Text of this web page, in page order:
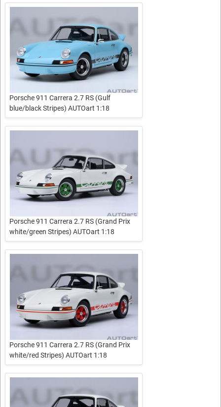
Porsche 911 Carrera 2.7 RS (Gulf
blue/black Stripes) AUTOart 1:18
Porsche 911 Carrera 2.7 RS (Grand Prix
white/green Stripes) AUTOart 1:18
Porsche 911 Carrera 2.7 RS (Grand Prix
white/red Stripes) AUTOart 1:18